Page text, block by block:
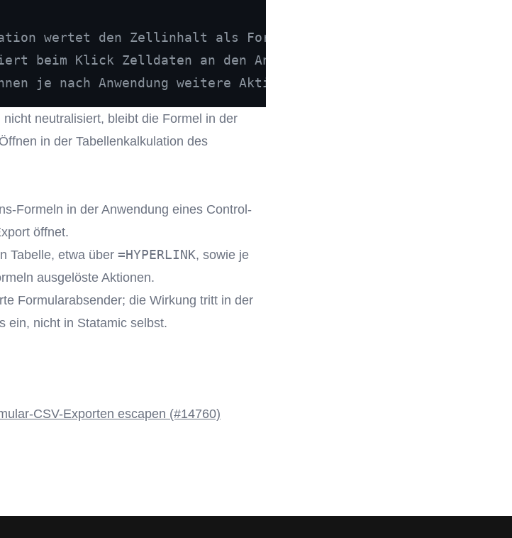
wertet den Zellinhalt als Formel aus:
beim Klick Zelldaten an den Angreifer,
je nach Anwendung weitere Aktionen ausloesen.
neutralisiert, bleibt die Formel in der
in der Tabellenkalkulation des
Formeln in der Anwendung eines Control-
öffnet.
Tabelle, etwa über =HYPERLINK, sowie je
ausgelöste Aktionen.
Formularabsender; die Wirkung tritt in der
ein, nicht in Statamic selbst.
CSV-Exporten escapen (#14760)